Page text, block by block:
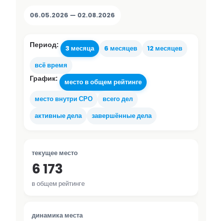
06.05.2026 — 02.08.2026
Период: 3 месяца 6 месяцев
12 месяцев
всё время
График:
место в общем рейтинге
место внутри СРО
всего дел
активные дела
завершённые дела
текущее место
6 173
в общем рейтинге
динамика места